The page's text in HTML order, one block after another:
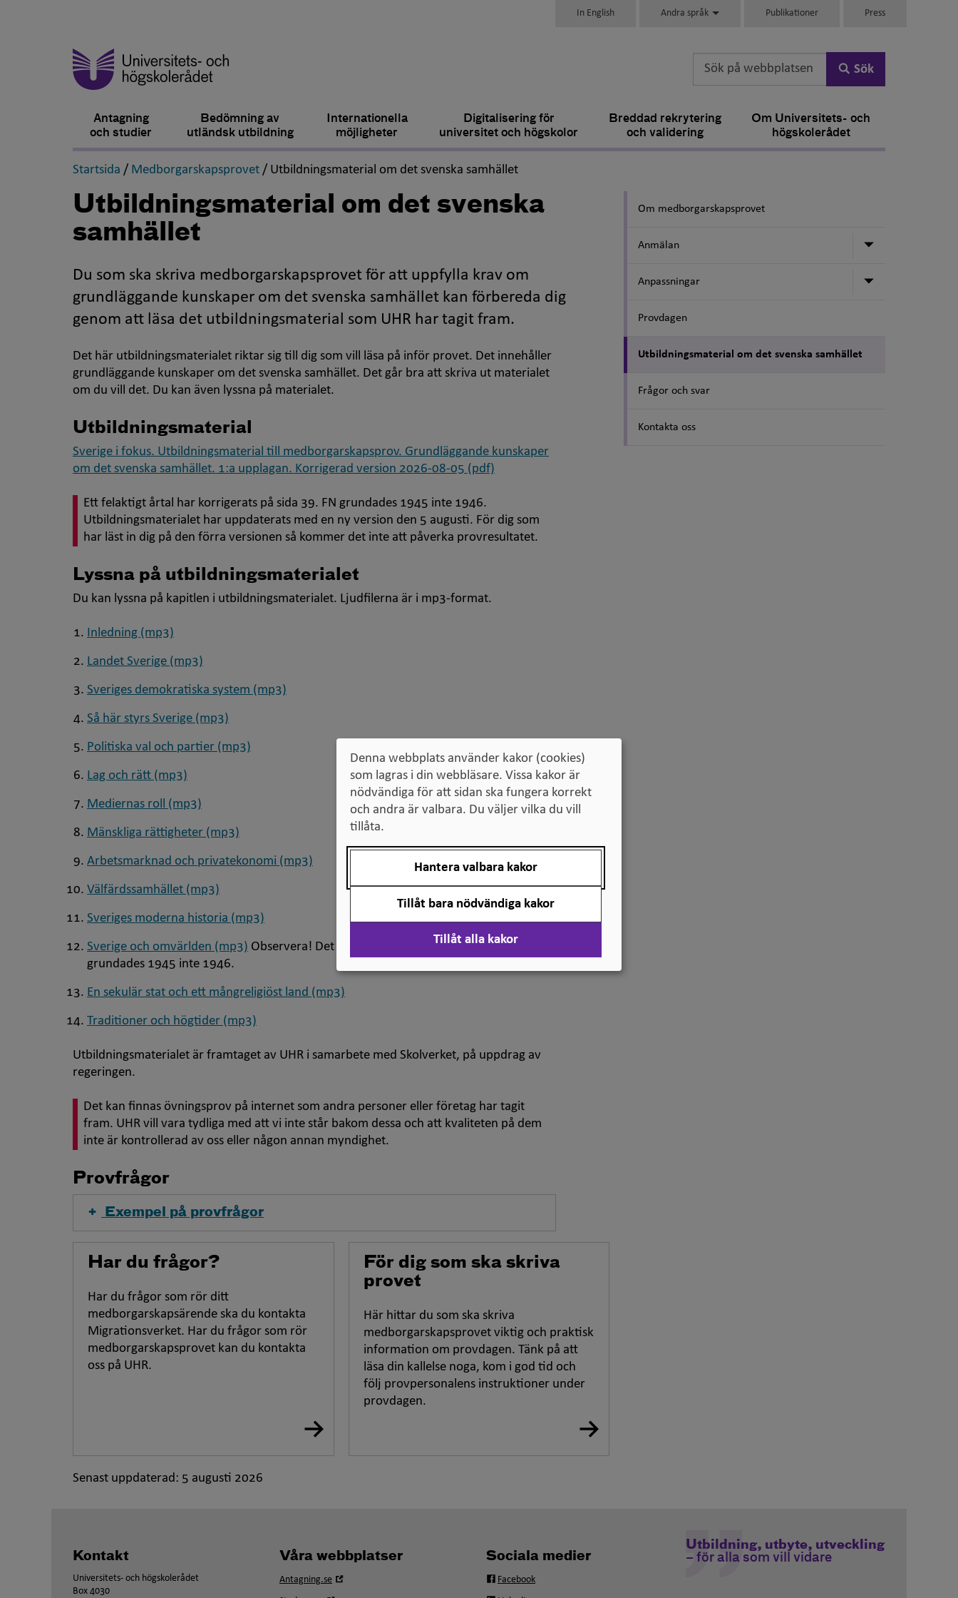
In English Andra språk Publikationer Press
Sök
Antagning
och studier
Bedömning av
utländsk utbildning
Internationella
möjligheter
Digitalisering för
universitet och högskolor
Breddad rekrytering
och validering
Om Universitets- och
högskolerådet
Startsida ,
/ Medborgarskapsprovet ,
/ Utbildningsmaterial om det svenska samhället,
Utbildningsmaterial om det svenska
samhället
Du som ska skriva medborgarskapsprovet för att uppfylla krav om
grundläggande kunskaper om det svenska samhället kan förbereda dig
genom att läsa det utbildningsmaterial som UHR har tagit fram.
Det här utbildningsmaterialet riktar sig till dig som vill läsa på inför provet. Det innehåller
grundläggande kunskaper om det svenska samhället. Det går bra att skriva ut materialet
om du vill det. Du kan även lyssna på materialet.
Utbildningsmaterial
Sverige i fokus. Utbildningsmaterial till medborgarskapsprov. Grundläggande kunskaper
om det svenska samhället. 1:a upplagan. Korrigerad version 2026-08-05 (pdf)
Ett felaktigt årtal har korrigerats på sida 39. FN grundades 1945 inte 1946.
Utbildningsmaterialet har uppdaterats med en ny version den 5 augusti. För dig som
har läst in dig på den förra versionen så kommer det inte att påverka provresultatet.
Lyssna på utbildningsmaterialet
Du kan lyssna på kapitlen i utbildningsmaterialet. Ljudfilerna är i mp3-format.
Inledning (mp3)
Landet Sverige (mp3)
Sveriges demokratiska system (mp3)
Så här styrs Sverige (mp3)
Politiska val och partier (mp3)
Lag och rätt (mp3)
Mediernas roll (mp3)
Mänskliga rättigheter (mp3)
Arbetsmarknad och privatekonomi (mp3)
Välfärdssamhället (mp3)
Sveriges moderna historia (mp3)
Sverige och omvärlden (mp3) Observera! Det finns ett fel i ljudfilen på sida 39. FN
grundades 1945 inte 1946.
En sekulär stat och ett mångreligiöst land (mp3)
Traditioner och högtider (mp3)
Utbildningsmaterialet är framtaget av UHR i samarbete med Skolverket, på uppdrag av
regeringen.
Det kan finnas övningsprov på internet som andra personer eller företag har tagit
fram. UHR vill vara tydliga med att vi inte står bakom dessa och att kvaliteten på dem
inte är kontrollerad av oss eller någon annan myndighet.
Provfrågor
Exempel på provfrågor
Har du frågor?
Har du frågor som rör ditt
medborgarskapsärende ska du kontakta
Migrationsverket. Har du frågor som rör
medborgarskapsprovet kan du kontakta
oss på UHR.
För dig som ska skriva
provet
Här hittar du som ska skriva
medborgarskapsprovet viktig och praktisk
information om provdagen. Tänk på att
läsa din kallelse noga, kom i god tid och
följ provpersonalens instruktioner under
provdagen.
Senast uppdaterad: 5 augusti 2026
Om medborgarskapsprovet
Anmälan Undermeny
Anpassningar Undermeny
Provdagen
Utbildningsmaterial om det svenska samhället
Frågor och svar
Kontakta oss
Kontakt
Universitets- och högskolerådet
Box 4030
Våra webbplatser
Antagning.se
Sociala medier
Facebook
Utbildning, utbyte, utveckling
– för alla som vill vidare
Denna webbplats använder kakor (cookies)
som lagras i din webbläsare. Vissa kakor är
nödvändiga för att sidan ska fungera korrekt
och andra är valbara. Du väljer vilka du vill
tillåta.
Hantera valbara kakor
Tillåt bara nödvändiga kakor
Tillåt alla kakor